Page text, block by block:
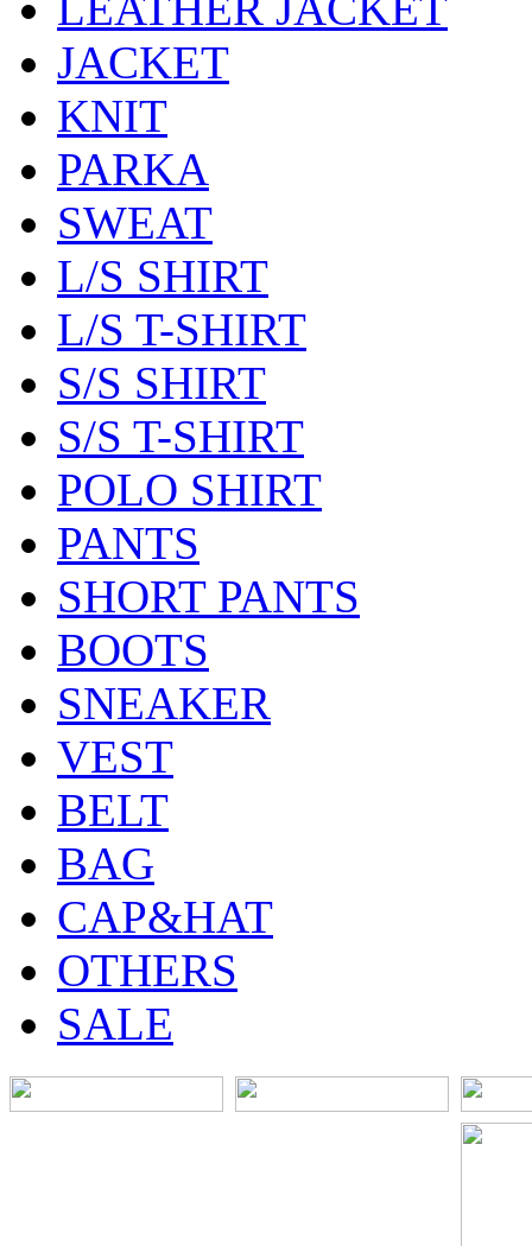
JACKET
KNIT
PARKA
SWEAT
L/S SHIRT
L/S T-SHIRT
S/S SHIRT
S/S T-SHIRT
POLO SHIRT
PANTS
SHORT PANTS
BOOTS
SNEAKER
VEST
BELT
BAG
CAP&HAT
OTHERS
SALE